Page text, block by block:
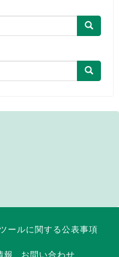
ールに関する公表事項
報 お問い合わせ